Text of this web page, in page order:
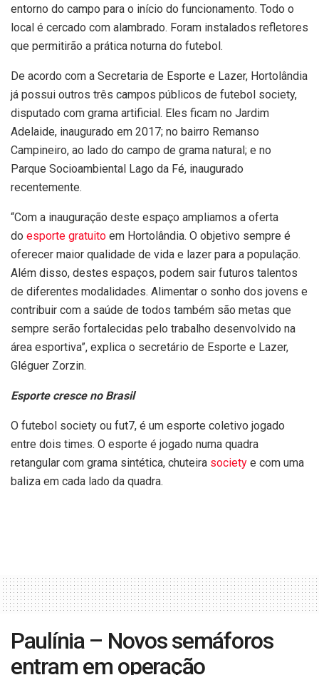
entorno do campo para o início do funcionamento. Todo o
local é cercado com alambrado. Foram instalados refletores
que permitirão a prática noturna do futebol.
De acordo com a Secretaria de Esporte e Lazer, Hortolândia
já possui outros três campos públicos de futebol society,
disputado com grama artificial. Eles ficam no Jardim
Adelaide, inaugurado em 2017; no bairro Remanso
Campineiro, ao lado do campo de grama natural; e no
Parque Socioambiental Lago da Fé, inaugurado
recentemente.
“Com a inauguração deste espaço ampliamos a oferta
do esporte gratuito em Hortolândia. O objetivo sempre é
oferecer maior qualidade de vida e lazer para a população.
Além disso, destes espaços, podem sair futuros talentos
de diferentes modalidades. Alimentar o sonho dos jovens e
contribuir com a saúde de todos também são metas que
sempre serão fortalecidas pelo trabalho desenvolvido na
área esportiva”, explica o secretário de Esporte e Lazer,
Gléguer Zorzin.
Esporte cresce no Brasil
O futebol society ou fut7, é um esporte coletivo jogado
entre dois times. O esporte é jogado numa quadra
retangular com grama sintética, chuteira society e com uma
baliza em cada lado da quadra.
Paulínia – Novos semáforos
entram em operação